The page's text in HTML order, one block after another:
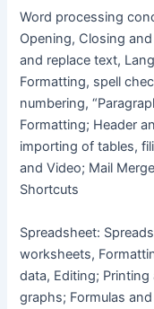
Word processing
Opening, Closing
and replace text,
Formatting, spell
numbering,
Formatting; Header
importing of tables,
and Video; Mail
Shortcuts
Spreadsheet:
worksheets,
data, Editing;
graphs; Formulas